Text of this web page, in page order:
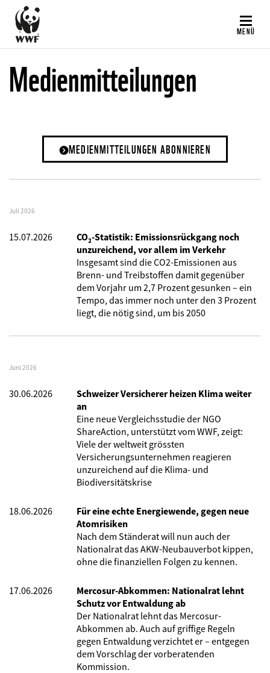
Direkt
zum
Inhalt
MENÜ
Medienmitteilungen
MEDIENMITTEILUNGEN ABONNIEREN
Juli 2026
15.07.2026
CO₂-Statistik: Emissionsrückgang noch
unzureichend, vor allem im Verkehr
Insgesamt sind die CO2-Emissionen aus
Brenn- und Treibstoffen damit gegenüber
dem Vorjahr um 2,7 Prozent gesunken – ein
Tempo, das immer noch unter den 3 Prozent
liegt, die nötig sind, um bis 2050
Juni 2026
30.06.2026
Schweizer Versicherer heizen Klima weiter
an
Eine neue Vergleichsstudie der NGO
ShareAction, unterstützt vom WWF, zeigt:
Viele der weltweit grössten
Versicherungsunternehmen reagieren
unzureichend auf die Klima- und
Biodiversitätskrise
18.06.2026
Für eine echte Energiewende, gegen neue
Atomrisiken
Nach dem Ständerat will nun auch der
Nationalrat das AKW-Neubauverbot kippen,
ohne die finanziellen Folgen zu kennen.
17.06.2026
Mercosur-Abkommen: Nationalrat lehnt
Schutz vor Entwaldung ab
Der Nationalrat lehnt das Mercosur-
Abkommen ab. Auch auf griffige Regeln
gegen Entwaldung verzichtet er – entgegen
dem Vorschlag der vorberatenden
Kommission.